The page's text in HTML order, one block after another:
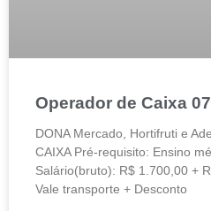
Operador de Caixa
DONA Mercado, Hortifruti e
CAIXA Pré-requisito: Ensino
Salário(bruto): R$ 1.700,00 +
Vale transporte + Desconto